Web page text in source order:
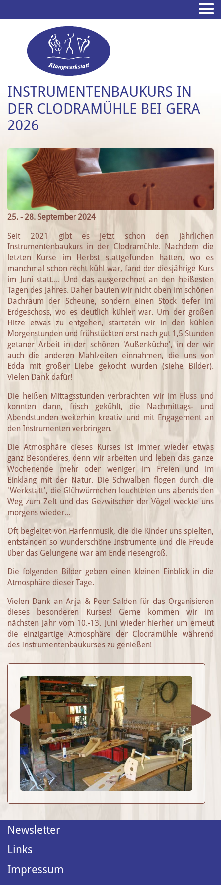
INSTRUMENTENBAUKURS IN
DER CLODRAMÜHLE BEI GERA
2026
25. - 28. September 2024
Seit 2021 gibt es jetzt schon den jährlichen
Instrumentenbaukurs in der Clodramühle. Nachdem die
letzten Kurse im Herbst stattgefunden hatten, wo es
manchmal schon recht kühl war, fand der diesjährige Kurs
im Juni statt.... Und das ausgerechnet an den heißesten
Tagen des Jahres. Daher bauten wir nicht oben im schönen
Dachraum der Scheune, sondern einen Stock tiefer im
Erdgeschoss, wo es deutlich kühler war. Um der großen
Hitze etwas zu entgehen, starteten wir in den kühlen
Morgenstunden und frühstückten erst nach gut 1,5 Stunden
getaner Arbeit in der schönen 'Außenküche', in der wir
auch die anderen Mahlzeiten einnahmen, die uns von
Edda mit großer Liebe gekocht wurden (siehe Bilder).
Vielen Dank dafür!
Die heißen Mittagsstunden verbrachten wir im Fluss und
konnten dann, frisch gekühlt, die Nachmittags- und
Abendstunden weiterhin kreativ und mit Engagement an
den Instrumenten verbringen.
Die Atmosphäre dieses Kurses ist immer wieder etwas
ganz Besonderes, denn wir arbeiten und leben das ganze
Wochenende mehr oder weniger im Freien und im
Einklang mit der Natur. Die Schwalben flogen durch die
'Werkstatt', die Glühwürmchen leuchteten uns abends den
Weg zum Zelt und das Gezwitscher der Vögel weckte uns
morgens wieder...
Oft begleitet von Harfenmusik, die die Kinder uns spielten,
entstanden so wunderschöne Instrumente und die Freude
über das Gelungene war am Ende riesengroß.
Die folgenden Bilder geben einen kleinen Einblick in die
Atmosphäre dieser Tage.
Vielen Dank an Anja & Peer Salden für das Organisieren
dieses besonderen Kurses! Gerne kommen wir im
nächsten Jahr vom 10.-13. Juni wieder hierher um erneut
die einzigartige Atmosphäre der Clodramühle während
des Instrumentenbaukurses zu genießen!
Newsletter
Links
Impressum